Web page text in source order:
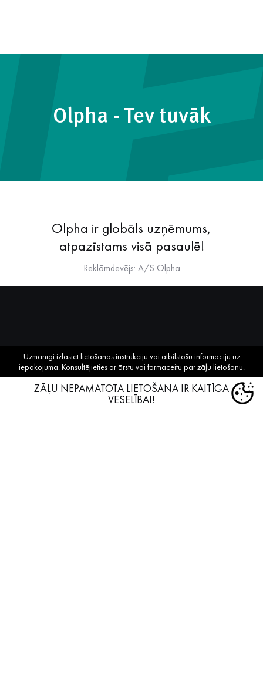
Olpha - Tev tuvāk
Olpha ir globāls uzņēmums,
atpazīstams visā pasaulē!
Reklāmdevējs: A/S Olpha
Uzmanīgi izlasiet lietošanas instrukciju vai atbilstošu informāciju uz
iepakojuma. Konsultējieties ar ārstu vai farmaceitu par zāļu lietošanu.
ZĀĻU NEPAMATOTA LIETOŠANA IR KAITĪGA
VESELĪBAI!